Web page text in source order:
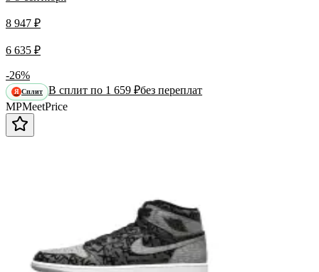
8 947 ₽
6 635 ₽
-26%
Я Сплит В сплит по 1 659 ₽без переплат
MPMeetPrice